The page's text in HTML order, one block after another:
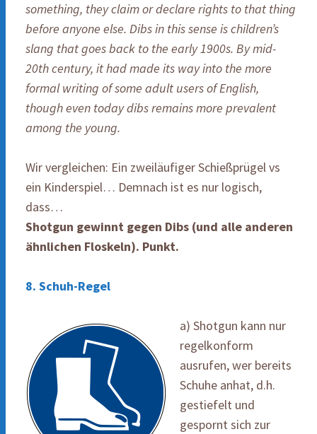
something, they claim or declare rights to that thing
before anyone else. Dibs in this sense is children’s
slang that goes back to the early 1900s. By mid-
20th century, it had made its way into the more
formal writing of some adult users of English,
though even today dibs remains more prevalent
among the young.
Wir vergleichen: Ein zweiläufiger Schießprügel vs
ein Kinderspiel… Demnach ist es nur logisch,
dass…
Shotgun gewinnt gegen Dibs (und alle anderen
ähnlichen Floskeln). Punkt.
8. Schuh-Regel
a) Shotgun kann nur
regelkonform
ausrufen, wer bereits
Schuhe anhat, d.h.
gestiefelt und
gespornt sich zur